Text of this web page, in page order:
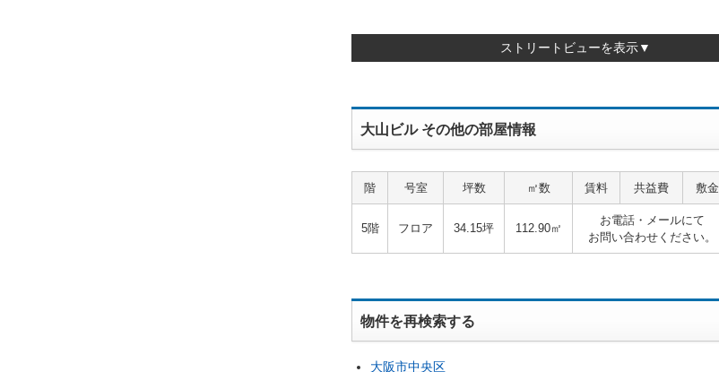
ストリートビューを表示▼
大山ビル その他の部屋情報
階 号室 坪数 ㎡数 賃料 共益費 敷金
5階 フロア 34.15坪 112.90㎡
お電話・メールにて
お問い合わせください。
物件を再検索する
大阪市中央区